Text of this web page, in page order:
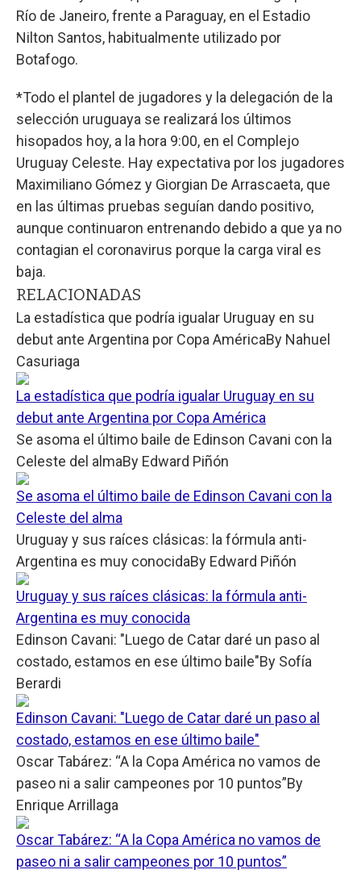
Río de Janeiro, frente a Paraguay, en el Estadio
Nilton Santos, habitualmente utilizado por
Botafogo.
*Todo el plantel de jugadores y la delegación de la
selección uruguaya se realizará los últimos
hisopados hoy, a la hora 9:00, en el Complejo
Uruguay Celeste. Hay expectativa por los jugadores
Maximiliano Gómez y Giorgian De Arrascaeta, que
en las últimas pruebas seguían dando positivo,
aunque continuaron entrenando debido a que ya no
contagian el coronavirus porque la carga viral es
baja.
RELACIONADAS
La estadística que podría igualar Uruguay en su
debut ante Argentina por Copa AméricaBy Nahuel
Casuriaga
La estadística que podría igualar Uruguay en su
debut ante Argentina por Copa América
Se asoma el último baile de Edinson Cavani con la
Celeste del almaBy Edward Piñón
Se asoma el último baile de Edinson Cavani con la
Celeste del alma
Uruguay y sus raíces clásicas: la fórmula anti-
Argentina es muy conocidaBy Edward Piñón
Uruguay y sus raíces clásicas: la fórmula anti-
Argentina es muy conocida
Edinson Cavani: "Luego de Catar daré un paso al
costado, estamos en ese último baile"By Sofía
Berardi
Edinson Cavani: "Luego de Catar daré un paso al
costado, estamos en ese último baile"
Oscar Tabárez: “A la Copa América no vamos de
paseo ni a salir campeones por 10 puntos”By
Enrique Arrillaga
Oscar Tabárez: “A la Copa América no vamos de
paseo ni a salir campeones por 10 puntos”